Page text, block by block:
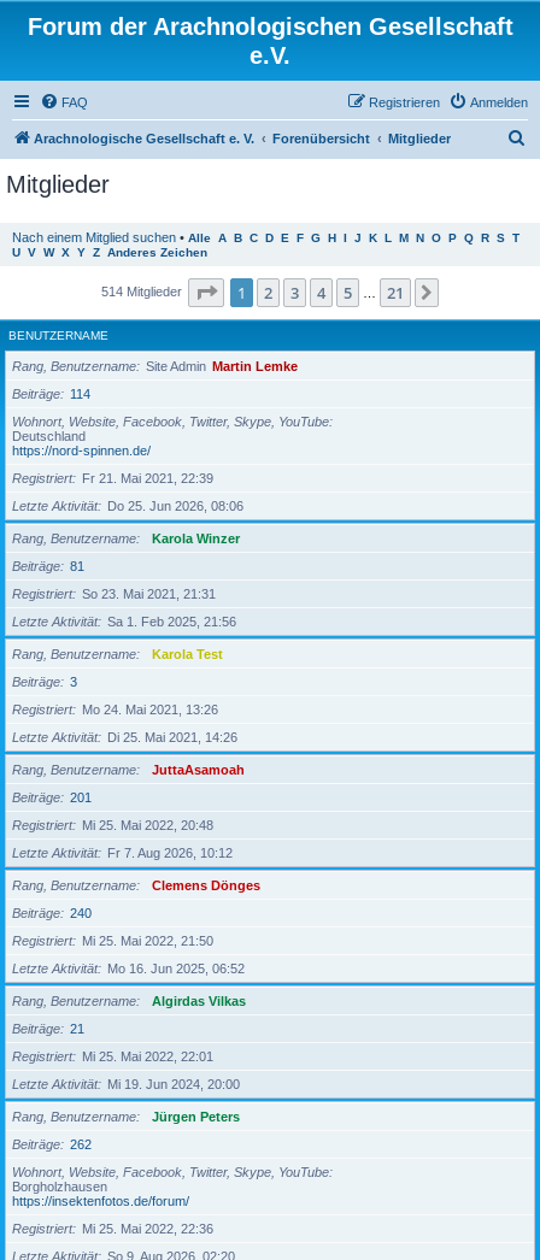
Forum der Arachnologischen Gesellschaft
e.V.
FAQ Anmelden
Registrieren
Arachnologische Gesellschaft e. V. Forenübersicht Mitglieder
Mitglieder
Nach einem Mitglied suchen • Alle A B C D E F G H I J K L M N O P Q R S T
U V W X Y Z Anderes Zeichen
514 Mitglieder Seite 1von 21
1 2 3 4 5 21
BENUTZERNAME
Rang, Benutzername Site Admin Martin Lemke
Beiträge
114
Wohnort, Website, Facebook, Twitter, Skype, YouTube
Deutschland
https://nord-spinnen.de/
Registriert
Fr 21. Mai 2021, 22:39
Letzte Aktivität
Do 25. Jun 2026, 08:06
Rang, Benutzername
Karola Winzer
Beiträge
81
Registriert
So 23. Mai 2021, 21:31
Letzte Aktivität
Sa 1. Feb 2025, 21:56
Rang, Benutzername
Karola Test
Beiträge
3
Registriert
Mo 24. Mai 2021, 13:26
Letzte Aktivität
Di 25. Mai 2021, 14:26
Rang, Benutzername
JuttaAsamoah
Beiträge
201
Registriert
Mi 25. Mai 2022, 20:48
Letzte Aktivität
Fr 7. Aug 2026, 10:12
Rang, Benutzername
Clemens Dönges
Beiträge
240
Registriert
Mi 25. Mai 2022, 21:50
Letzte Aktivität
Mo 16. Jun 2025, 06:52
Rang, Benutzername
Algirdas Vilkas
Beiträge
21
Registriert
Mi 25. Mai 2022, 22:01
Letzte Aktivität
Mi 19. Jun 2024, 20:00
Rang, Benutzername
Jürgen Peters
Beiträge
262
Wohnort, Website, Facebook, Twitter, Skype, YouTube
Borgholzhausen
https://insektenfotos.de/forum/
Registriert
Mi 25. Mai 2022, 22:36
Letzte Aktivität
So 9. Aug 2026, 02:20